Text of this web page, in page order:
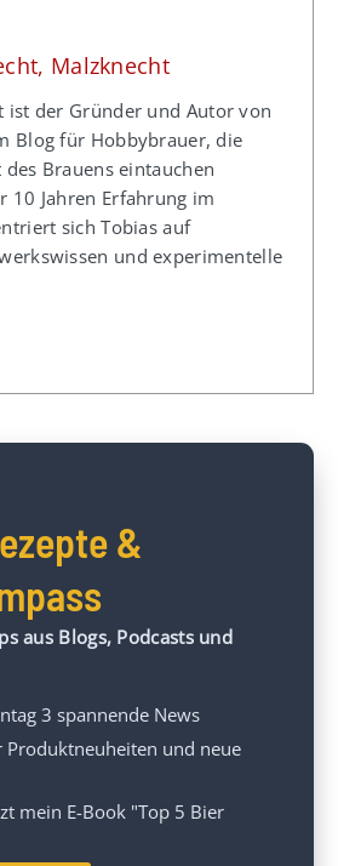
Malzknecht
ist der Gründer und Autor von
Blog für Hobbybrauer, die
Brauens eintauchen
10 Jahren Erfahrung im
sich Tobias auf
und experimentelle
&
aus Blogs, Podcasts und
3 spannende News
Produktneuheiten und neue
mein E-Book "Top 5 Bier